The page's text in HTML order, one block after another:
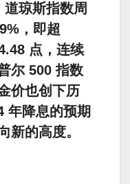
琼斯指数周
，即超
点，连续
尔 500 指数
价也创下历
年降息的预期
新的高度。